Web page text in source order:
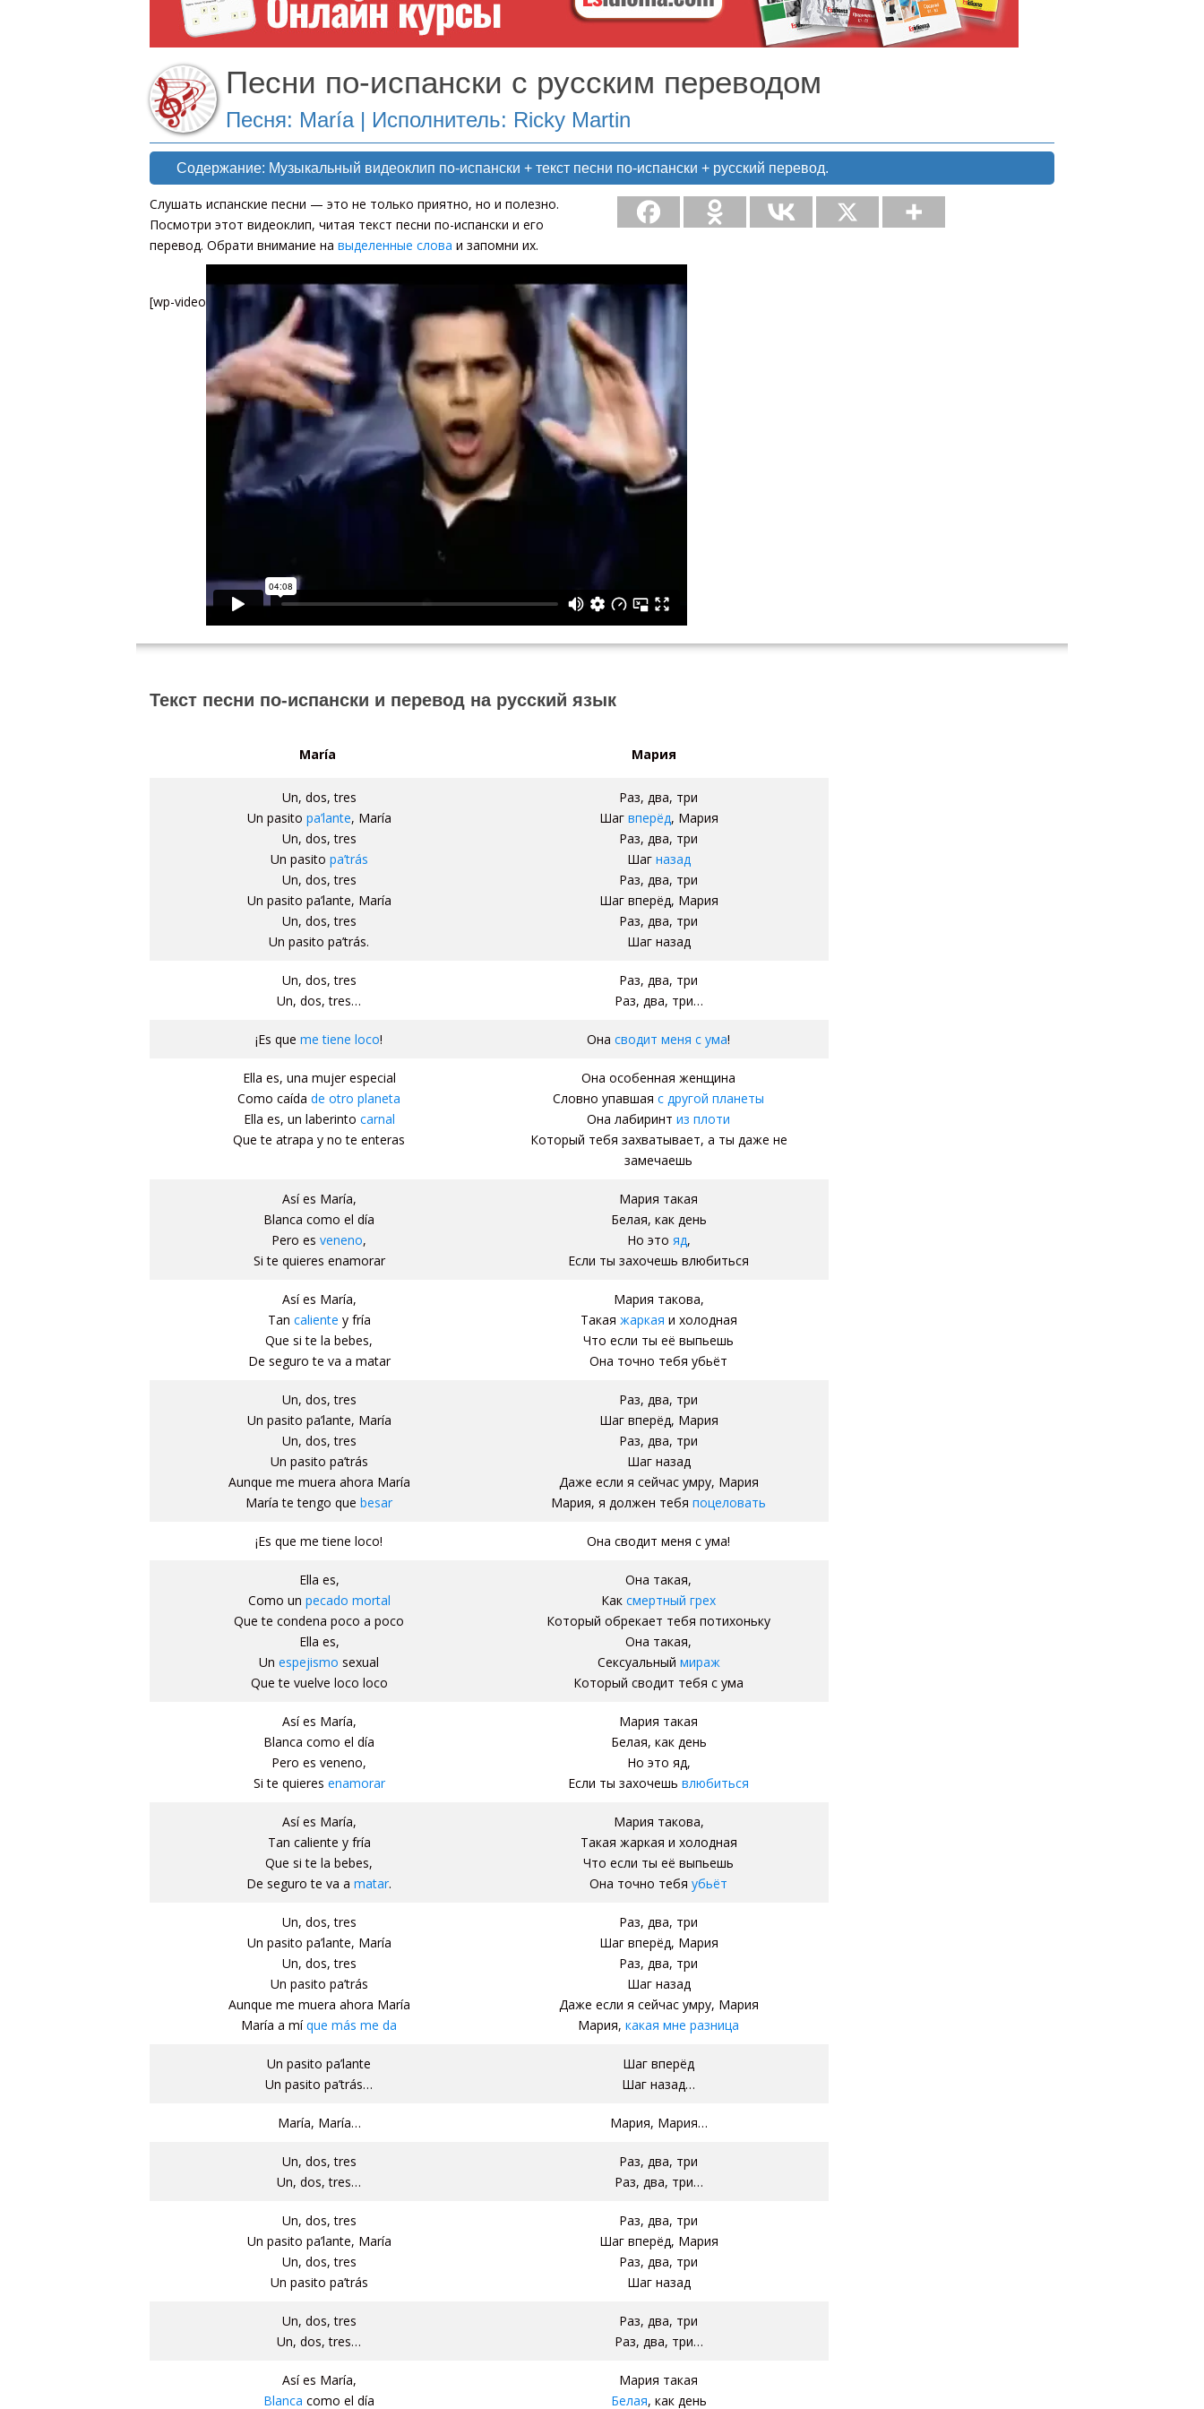
Песни по-испански с русским переводом
Песня: María | Исполнитель: Ricky Martin
Содержание: Музыкальный видеоклип по-испански + текст песни по-испански + русский перевод.
Слушать испанские песни — это не только приятно, но и полезно.
Посмотри этот видеоклип, читая текст песни по-испански и его
перевод. Обрати внимание на выделенные слова и запомни их.
[wp-video-floater]
Текст песни по-испански и перевод на русский язык
María Мария
Un, dos, tres
Un pasito pa’lante, María
Un, dos, tres
Un pasito pa’trás
Un, dos, tres
Un pasito pa’lante, María
Un, dos, tres
Un pasito pa’trás.
Раз, два, три
Шаг вперёд, Мария
Раз, два, три
Шаг назад
Раз, два, три
Шаг вперёд, Мария
Раз, два, три
Шаг назад
Un, dos, tres
Un, dos, tres…
Раз, два, три
Раз, два, три…
¡Es queme tiene loco! Онасводит меня с ума!
Ella es, una mujer especial
Como caídade otro planeta
Ella es, un laberinto carnal
Que te atrapa y no te enteras
Она особенная женщина
Словно упавшаяс другой планеты
Она лабиринтиз плоти
Который тебя захватывает, а ты даже не
замечаешь
Así es María,
Blanca como el día
Pero esveneno,
Si te quieres enamorar
Мария такая
Белая, как день
Но это яд,
Если ты захочешь влюбиться
Así es María,
Tan caliente y fría
Que si te la bebes,
De seguro te va a matar
Мария такова,
Такая жаркая и холодная
Что если ты её выпьешь
Она точно тебя убьёт
Un, dos, tres
Un pasito pa’lante, María
Un, dos, tres
Un pasito pa’trás
Aunque me muera ahora María
María te tengo quebesar
Раз, два, три
Шаг вперёд, Мария
Раз, два, три
Шаг назад
Даже если я сейчас умру, Мария
Мария, я должен тебяпоцеловать
¡Es que me tiene loco! Она сводит меня с ума!
Ella es,
Como un pecado mortal
Que te condena poco a poco
Ella es,
Unespejismo sexual
Que te vuelve loco loco
Она такая,
Каксмертный грех
Который обрекает тебя потихоньку
Она такая,
Сексуальный мираж
Который сводит тебя с ума
Así es María,
Blanca como el día
Pero es veneno,
Si te quieres enamorar
Мария такая
Белая, как день
Но это яд,
Если ты захочешьвлюбиться
Así es María,
Tan caliente y fría
Que si te la bebes,
De seguro te va amatar.
Мария такова,
Такая жаркая и холодная
Что если ты её выпьешь
Она точно тебяубьёт
Un, dos, tres
Un pasito pa’lante, María
Un, dos, tres
Un pasito pa’trás
Aunque me muera ahora María
María a míque más me da
Раз, два, три
Шаг вперёд, Мария
Раз, два, три
Шаг назад
Даже если я сейчас умру, Мария
Мария,какая мне разница
Un pasito pa’lante
Un pasito pa’trás…
Шаг вперёд
Шаг назад…
María, María… Мария, Мария…
Un, dos, tres
Un, dos, tres…
Раз, два, три
Раз, два, три…
Un, dos, tres
Un pasito pa’lante, María
Un, dos, tres
Un pasito pa’trás
Раз, два, три
Шаг вперёд, Мария
Раз, два, три
Шаг назад
Un, dos, tres
Un, dos, tres…
Раз, два, три
Раз, два, три…
Así es María,
Blanca como el día
Мария такая
Белая, как день